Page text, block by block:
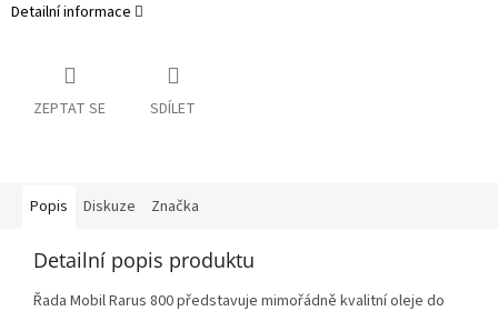
Detailní informace
ZEPTAT SE SDÍLET
Popis Diskuze Značka
Detailní popis produktu
Řada Mobil Rarus 800 představuje mimořádně kvalitní oleje do